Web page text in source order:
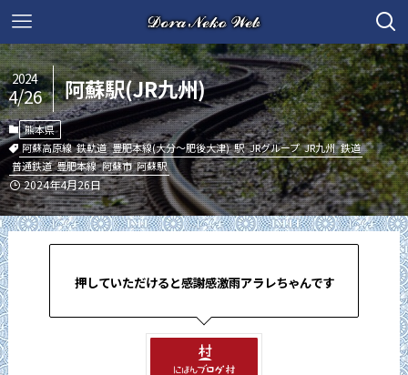
阿蘇駅(JR九州)
2024
4/26
熊本県
阿蘇高原線 鉄軌道 豊肥本線(大分～肥後大津) 駅 JRグループ JR九州 鉄道
普通鉄道 豊肥本線 阿蘇市 阿蘇駅
2024年4月26日
押していただけると感謝感激雨アラレちゃんです